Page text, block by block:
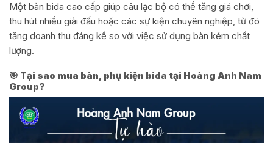
Một bàn bida cao cấp giúp câu lạc bộ có thể tăng giá chơi,
thu hút nhiều giải đấu hoặc các sự kiện chuyên nghiệp, từ đó
tăng doanh thu đáng kể so với việc sử dụng bàn kém chất
lượng.
🎯 Tại sao mua bàn, phụ kiện bida tại Hoàng Anh Nam
Group?